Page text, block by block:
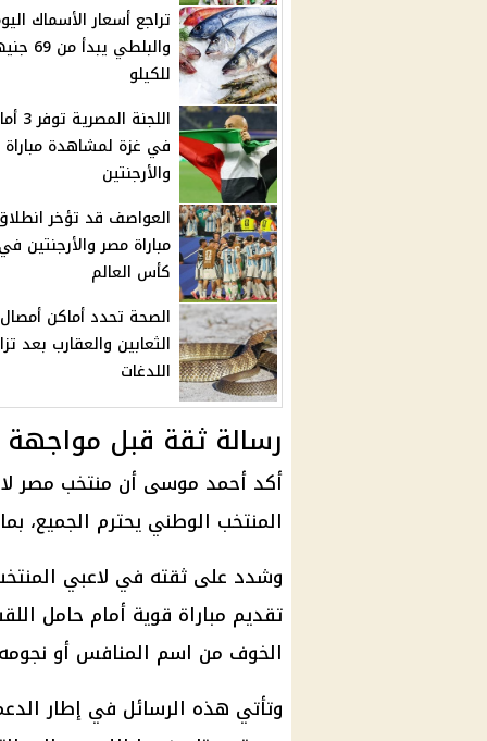
تراجع أسعار الأسماك
والبلطي يبدأ
للكيلو
اللجنة
في غزة لمشاهدة
والأرجنتين
العواصف قد تؤخر
مباراة مصر والأرجنتين
كأس العالم
الصحة تحدد أماكن أمصال
الثعابين والعقارب بعد
اللدغات
رسالة ثقة قبل
أكد أحمد موسى أن منتخب مصر
المنتخب الوطني يحترم الجميع،
وشدد على ثقته في لاعبي
تقديم مباراة قوية أمام حامل
الخوف من اسم المنافس أو
وتأتي هذه الرسائل في إطار